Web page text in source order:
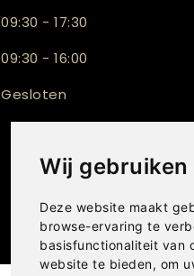
Wij
Deze website maakt
browse-ervaring te
basisfunctionaliteit van
website te bieden, om
09:30 - 17:30
09:30 - 16:00
Gesloten